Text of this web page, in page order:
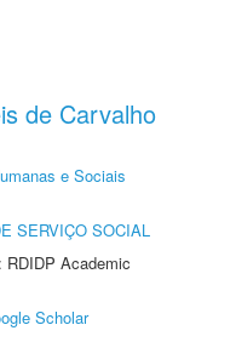
de Carvalho
e Sociais
SERVIÇO SOCIAL
Academic
Scholar